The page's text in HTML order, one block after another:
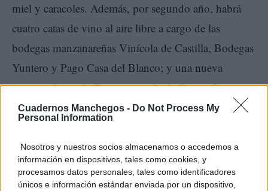
Cuadernos Manchegos - Do Not Process My
Personal Information
Nosotros y nuestros socios almacenamos o accedemos a
información en dispositivos, tales como cookies, y
procesamos datos personales, tales como identificadores
únicos e información estándar enviada por un dispositivo,
miel y caracoles. Además, por segundo año, habrá
cuatro catas de vino al aire libre a cargo de las
bodegas manzanareñas Vinícola de Castilla, Bodegas
Yuntero y Pago Casa del Blanco; y una nueva
promovida por la Denominación de Origen La
Mancha.
Sin olvidar los concursos agroalimentarios, cuyos